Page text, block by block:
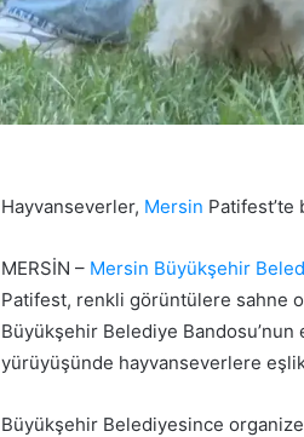
Hayvanseverler, Mersin Patifest’te
MERSİN – Mersin Büyükşehir
Patifest, renkli görüntülere sahne
Büyükşehir Belediye
yürüyüşünde hayvanseverlere
Büyükşehir Belediyesince